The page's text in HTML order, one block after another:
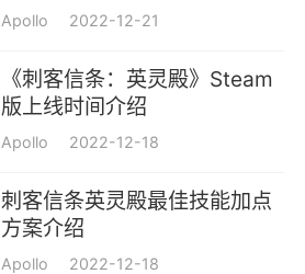
Apollo 2022-12-21
《刺客信条：英灵殿》Steam
版上线时间介绍
Apollo 2022-12-18
刺客信条英灵殿最佳技能加点
方案介绍
Apollo 2022-12-18